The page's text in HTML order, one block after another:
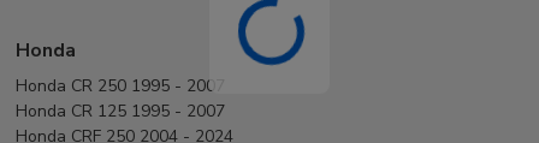
Honda
Honda CR 250 1995 - 2007
Honda CR 125 1995 - 2007
Honda CRF 250 2004 - 2024